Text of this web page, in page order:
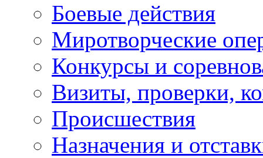
Боевые действия
Миротворческие
Конкурсы и
Визиты, проверки,
Происшествия
Назначения и